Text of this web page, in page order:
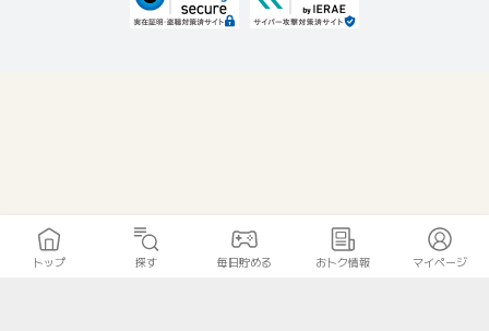
トップ 探す 毎日貯める おトク情報 マイページ